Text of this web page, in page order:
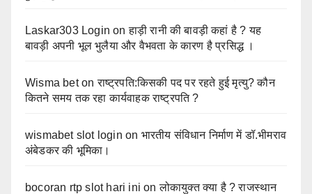
Laskar303 Login onहाड़ी रानी की बावड़ी कहां है ? यह
बावड़ी अपनी भूल भुलैया और वैभवता के कारण है प्रसिद्ध ।
Wisma betonराष्ट्रपति:किसकी पद पर रहते हुई मृत्यु? कौन
कितने समय तक रहा कार्यवाहक राष्ट्रपति ?
wismabet slot login on भारतीय संविधान निर्माण में डॉ.भीमराव
अंबेडकर की भूमिका।
bocoran rtp slot hari ini onलोकायुक्त क्या है ? राजस्थान